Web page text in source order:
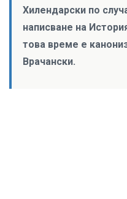
Хилендарски по
написване на
това време е
Врачански.